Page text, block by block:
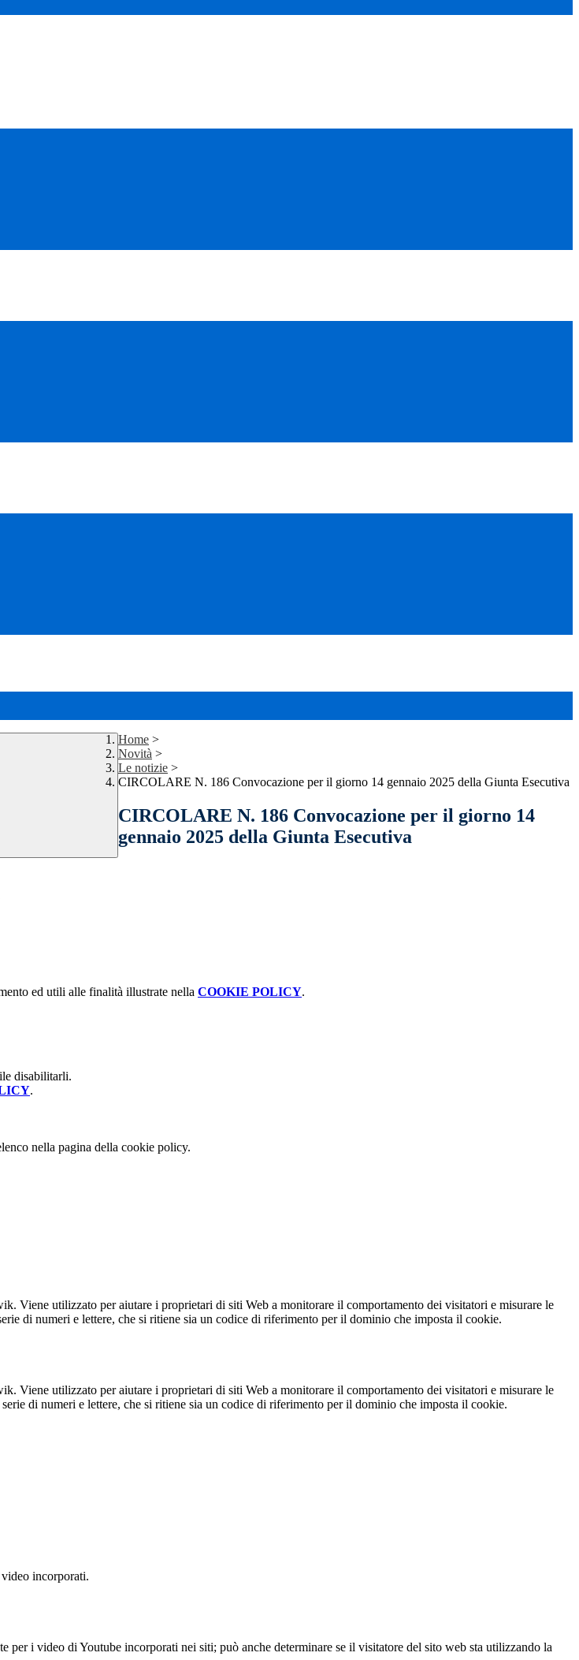
Home >
Novità >
Le notizie >
CIRCOLARE N. 186 Convocazione per il giorno 14 gennaio 2025 della Giunta Esecutiva
CIRCOLARE N. 186 Convocazione per il giorno 14
gennaio 2025 della Giunta Esecutiva
ed utili alle finalità illustrate nella COOKIE POLICY.
disabilitarli.
.
nella pagina della cookie policy.
Viene utilizzato per aiutare i proprietari di siti Web a monitorare il comportamento dei visitatori e misurare le
di numeri e lettere, che si ritiene sia un codice di riferimento per il dominio che imposta il cookie.
Viene utilizzato per aiutare i proprietari di siti Web a monitorare il comportamento dei visitatori e misurare le
di numeri e lettere, che si ritiene sia un codice di riferimento per il dominio che imposta il cookie.
incorporati.
per i video di Youtube incorporati nei siti; può anche determinare se il visitatore del sito web sta utilizzando la